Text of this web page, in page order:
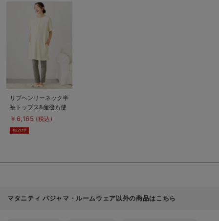
商
品
詳
細
を
見
る
リブヘンリーネック半
袖トップス&産後も使
えるレギンスパジャ
マ マタニティ・授乳
パジャマ【出産後も長
￥6,165 (税込)
5%OFF
マタニティ パジャマ・ルームウェア以外の商品はこちら